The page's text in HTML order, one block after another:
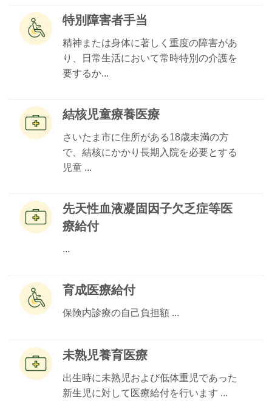
特別障害者手当
精神または身体に著しく重度の障害があ
り、日常生活において常時特別の介護を
要するか...
結核児童療養医療
さいたま市に住所がある18歳未満の方
で、結核にかかり長期入院を必要とする
児童 ...
先天性血液凝固因子欠乏症等医
療給付
...
育成医療給付
保険内診療の自己負担額 ...
未熟児養育医療
出生時に未熟児および低体重児であった
新生児に対して医療給付を行います ...